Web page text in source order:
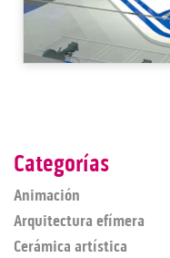
Categorías
Animación
Arquitectura efímera
Cerámica artística